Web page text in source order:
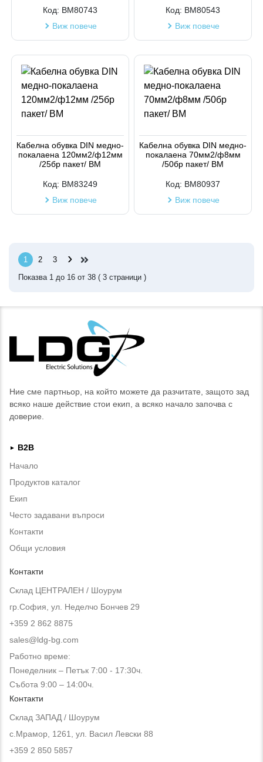
Код: BM80743
Виж повече
Код: BM80543
Виж повече
Кабелна обувка DIN медно-
покалаена 120мм2/ф12мм
/25бр пакет/ BM
Код: BM83249
Виж повече
Кабелна обувка DIN медно-
покалаена 70мм2/ф8мм
/50бр пакет/ BM
Код: BM80937
Виж повече
1 2 3 ›
Показва 1 до 16 от 38 ( 3 страници )
Ние сме партньор, на който можете да разчитате, защото зад
всяко наше действие стои екип, а всяко начало започва с
доверие.
►
B2B
Начало
Продуктов каталог
Екип
Често задавани въпроси
Контакти
Общи условия
Контакти
Склад ЦЕНТРАЛЕН / Шоурум
гр.София, ул. Неделчо Бончев 29
+359 2 862 8875
sales@ldg-bg.com
Работно време:
Понеделник – Петък 7:00 - 17:30ч.
Събота 9:00 – 14:00ч.
Контакти
Склад ЗАПАД / Шоурум
с.Мрамор, 1261, ул. Васил Левски 88
+359 2 850 5857